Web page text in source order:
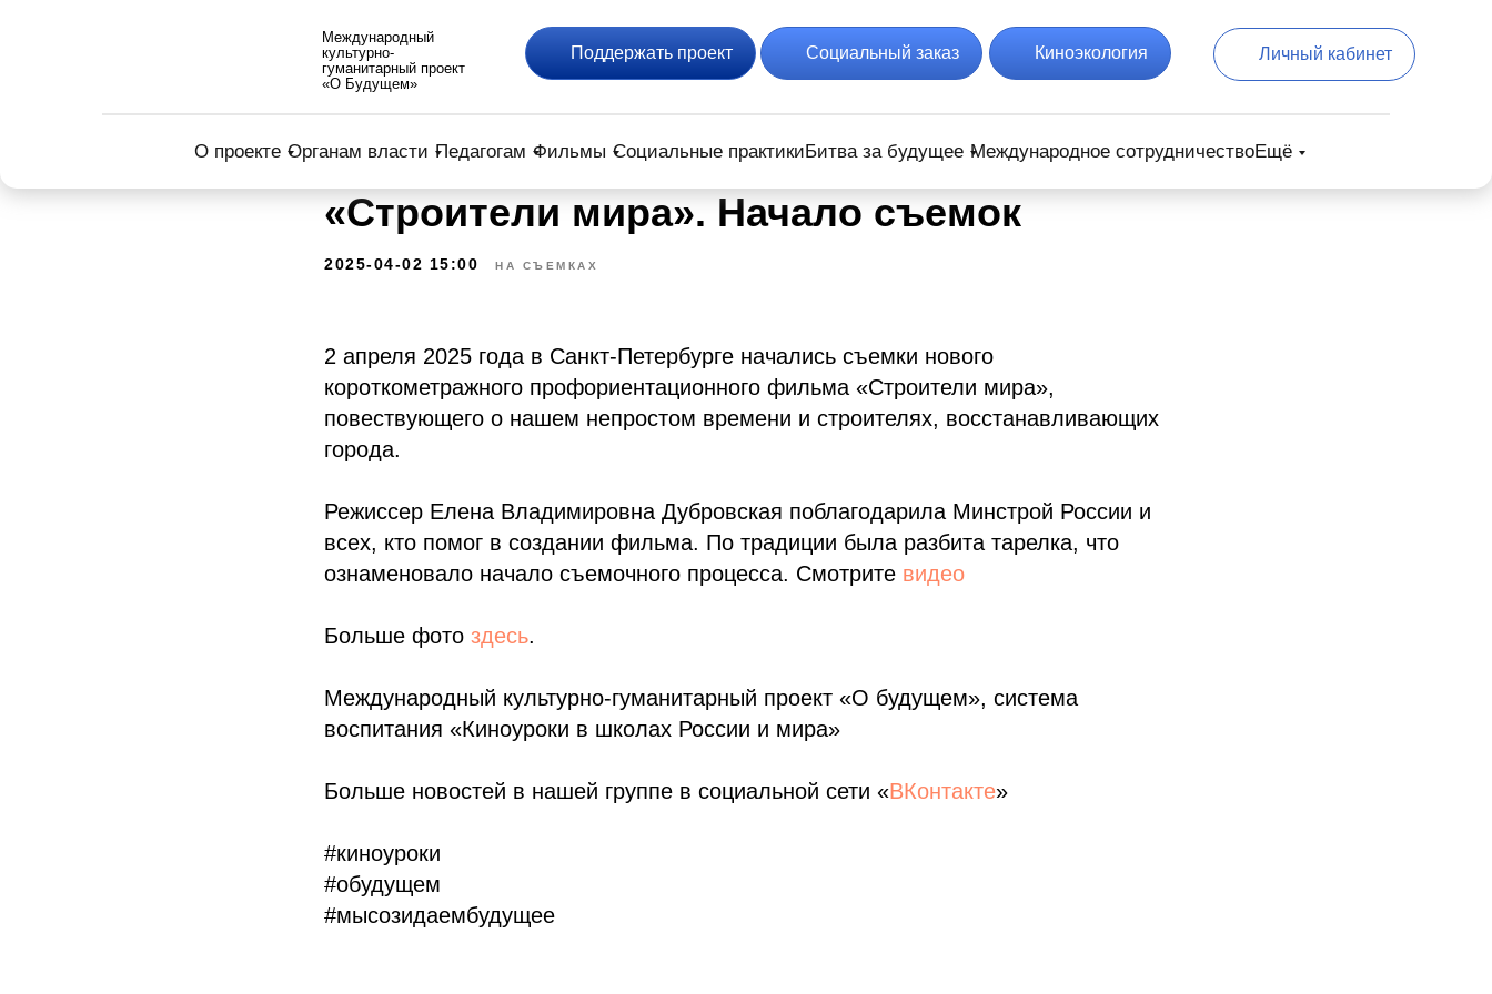
О проекте Органам власти Педагогам Фильмы Социальные практикиБитва за будущее Международное сотрудничествоЕщё
Личный кабинет
Международный
культурно-
гуманитарный проект
«О Будущем»
Социальный заказ
Поддержать проект Киноэкология
«Строители мира». Начало съемок
2025-04-02 15:00 НА СЪЕМКАХ
2 апреля 2025 года в Санкт-Петербурге начались съемки нового
короткометражного профориентационного фильма «Строители мира»,
повествующего о нашем непростом времени и строителях, восстанавливающих
города.
Режиссер Елена Владимировна Дубровская поблагодарила Минстрой России и
всех, кто помог в создании фильма. По традиции была разбита тарелка, что
ознаменовало начало съемочного процесса. Смотрите видео
Больше фото здесь.
Международный культурно-гуманитарный проект «О будущем», система
воспитания «Киноуроки в школах России и мира»
Больше новостей в нашей группе в социальной сети «ВКонтакте»
#киноуроки
#обудущем
#мысозидаембудущее